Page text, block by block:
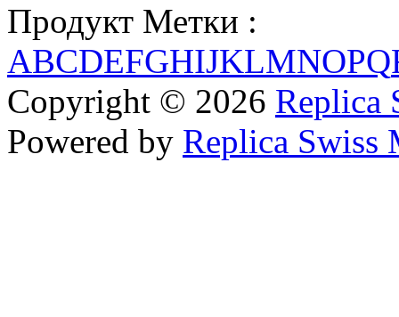
Продукт Метки :
ABCDEFGHIJKLMNOPQ
Copyright © 2026 Replica
Powered by Replica Swiss